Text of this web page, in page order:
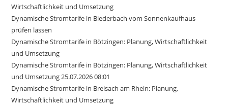
Wirtschaftlichkeit und Umsetzung
Dynamische Stromtarife in Biederbach vom Sonnenkaufhaus
prüfen lassen
Dynamische Stromtarife in Bötzingen: Planung, Wirtschaftlichkeit
und Umsetzung
Dynamische Stromtarife in Bötzingen: Planung, Wirtschaftlichkeit
und Umsetzung 25.07.2026 08:01
Dynamische Stromtarife in Breisach am Rhein: Planung,
Wirtschaftlichkeit und Umsetzung